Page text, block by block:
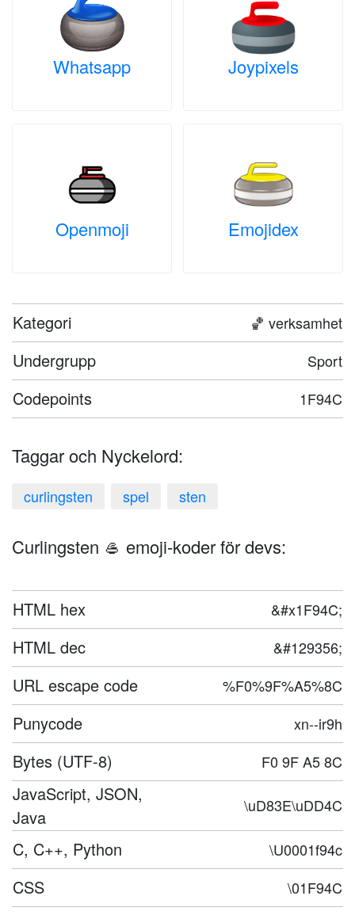
Whatsapp Joypixels
Openmoji Emojidex
Kategori 🏀 verksamhet
Undergrupp Sport
Codepoints 1F94C
Taggar och Nyckelord:
curlingsten spel sten
Curlingsten 🥌 emoji-koder för devs:
HTML hex &#x1F94C;
HTML dec &#129356;
URL escape code %F0%9F%A5%8C
Punycode xn--ir9h
Bytes (UTF-8) F0 9F A5 8C
JavaScript, JSON,
Java
\uD83E\uDD4C
C, C++, Python \U0001f94c
CSS \01F94C